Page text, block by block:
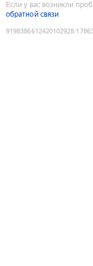
Если у вас возникли
обратной связи
9198386612420102928: